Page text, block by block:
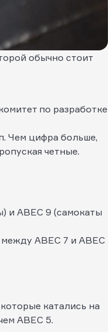
обычно стоит
по разработке
Чем цифра больше,
четные.
и ABEC 9 (самокаты
ABEC 7 и ABEC
катались на
ABEC 5.